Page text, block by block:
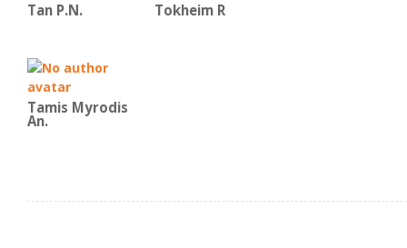
Tan P.N. Tokheim R
Tamis Myrodis
An.